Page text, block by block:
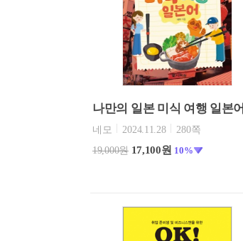
나만의 일본 미식 여행 일본어
네모 2024.11.28
280쪽
19,000원 17,100원 10%